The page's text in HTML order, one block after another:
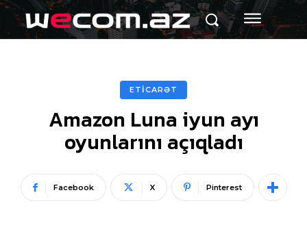
ETİCARƏT
Amazon Luna iyun ayı
oyunlarını açıqladı
Facebook X Pinterest